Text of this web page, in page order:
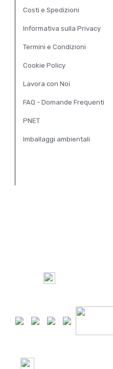
Costi e Spedizioni
Informativa sulla Privacy
Termini e Condizioni
Cookie Policy
Lavora con Noi
FAQ - Domande Frequenti
PNET
Imballaggi ambientali